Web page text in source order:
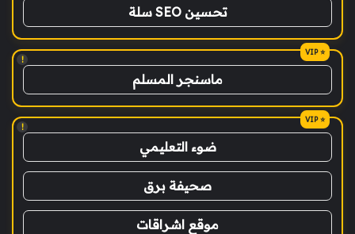
تحسين SEO سلة
!
ماسنجر المسلم
!
ضوء التعليمي
صحيفة برق
موقع اشراقات